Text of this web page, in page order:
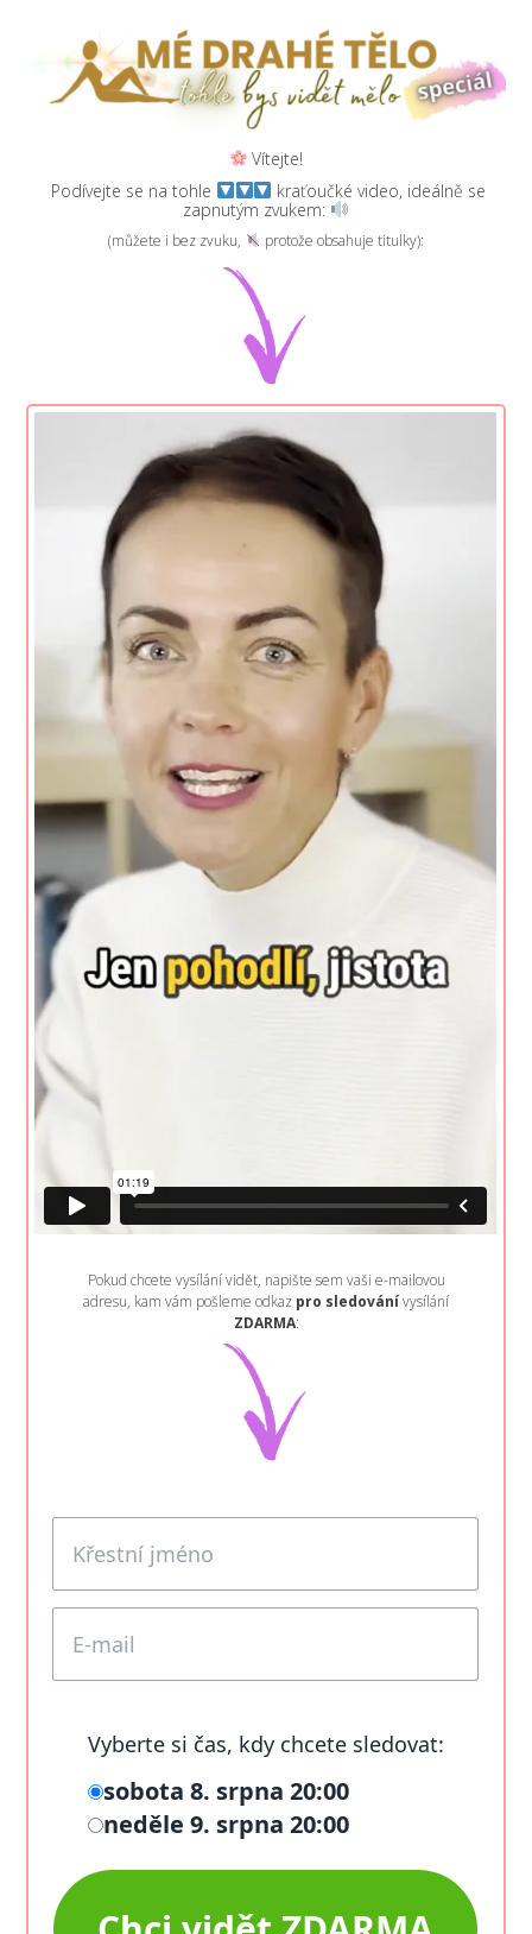
Vítejte!
Podívejte se na tohle
kraťoučké video, ideálně se
zapnutým zvukem:
(můžete i bez zvuku, protože obsahuje titulky):
Pokud chcete vysílání vidět, napište sem vaši e-mailovou
adresu, kam vám pošleme odkaz pro sledovánívysílání
ZDARMA: